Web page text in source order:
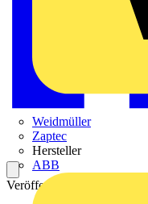
Weidmüller
Zaptec
Hersteller
ABB
Veröffentlicht: 5. März 2024